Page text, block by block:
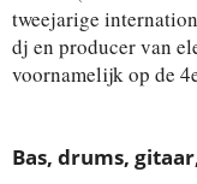
tweejarige
dj en producer van
voornamelijk op de
Bas, drums,